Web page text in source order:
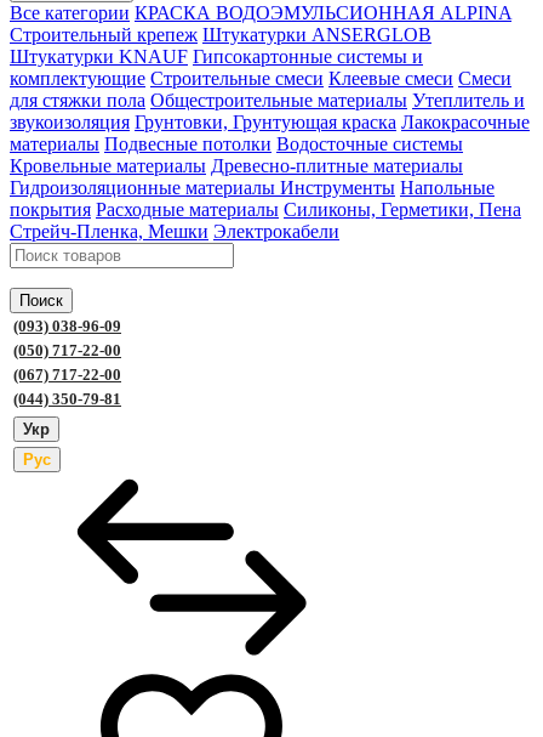
Все категории КРАСКА ВОДОЭМУЛЬСИОННАЯ ALPINA
Строительный крепеж Штукатурки ANSERGLOB
Штукатурки KNAUF Гипсокартонные системы и
комплектующие Строительные смеси Клеевые смеси Смеси
для стяжки пола Общестроительные материалы Утеплитель и
звукоизоляция Грунтовки, Грунтующая краска Лакокрасочные
материалы Подвесные потолки Водосточные системы
Кровельные материалы Древесно-плитные материалы
Гидроизоляционные материалы Инструменты Напольные
покрытия Расходные материалы Силиконы, Герметики, Пена
Стрейч-Пленка, Мешки Электрокабели
Поиск
(093) 038-96-09
(050) 717-22-00
(067) 717-22-00
(044) 350-79-81
Укр
Рус